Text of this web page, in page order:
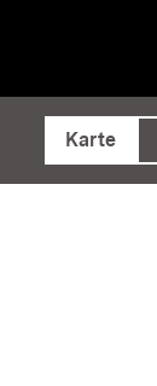
ausführen
Karte